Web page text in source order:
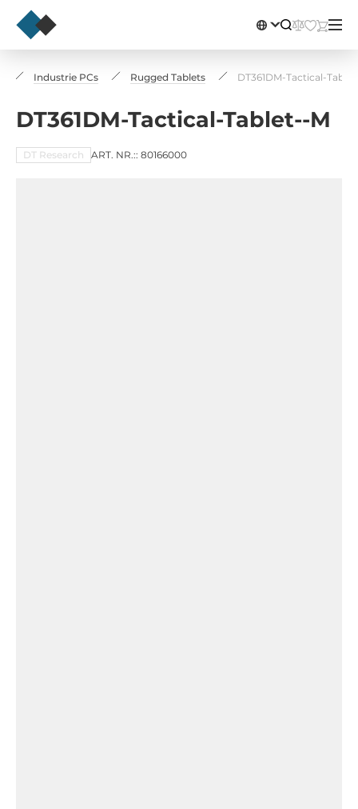
Industrie PCs Rugged Tablets DT361DM-Tactical-
DT361DM-Tactical-Tablet--M
DT Research ART. NR.:: 80166000